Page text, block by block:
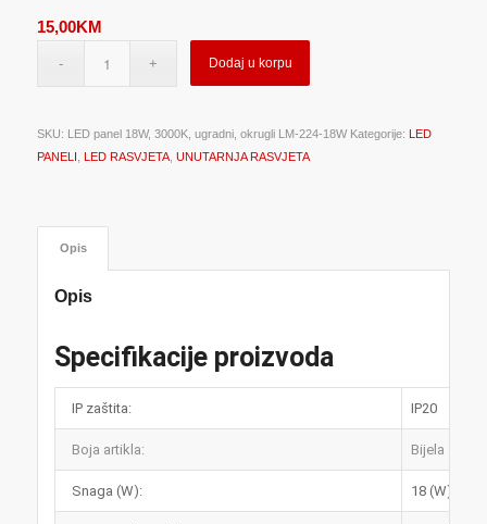
15,00KM
Dodaj u korpu
SKU: LED panel 18W, 3000K, ugradni, okrugli LM-224-18W Kategorije: LED
PANELI LED RASVJETA, UNUTARNJA RASVJETA
Opis
Opis
Specifikacije proizvoda
IP zaštita: IP20
Boja artikla: Bijela
Snaga (W): 18 (W)